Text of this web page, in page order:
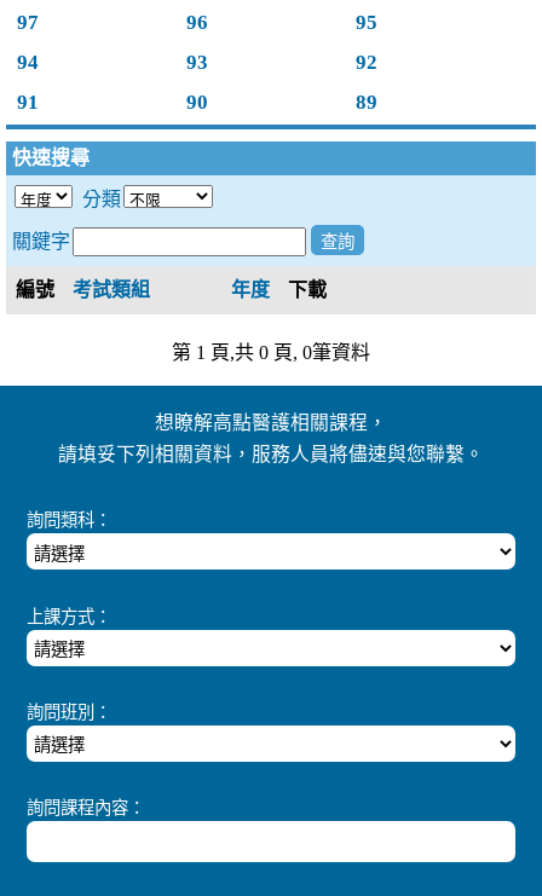
97
96
95
94
93
92
91
90 89
快速搜尋
分類
關鍵字
編號 考試類組 年度 下載
第 1 頁,共 0 頁, 0筆資料
想瞭解高點醫護相關課程，
請填妥下列相關資料，服務人員將儘速與您聯繫。
詢問類科：
上課方式：
詢問班別：
詢問課程內容：